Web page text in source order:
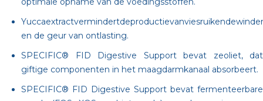
en de geur van ontlasting.
SPECIFIC® FID Digestive Support bevat zeoliet, dat
giftige componenten in het maagdarmkanaal absorbeert.
SPECIFIC® FID Digestive Support bevat fermenteerbare